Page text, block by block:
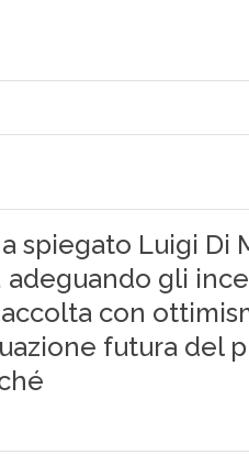
spiegato Luigi Di
adeguando gli
con
futura del